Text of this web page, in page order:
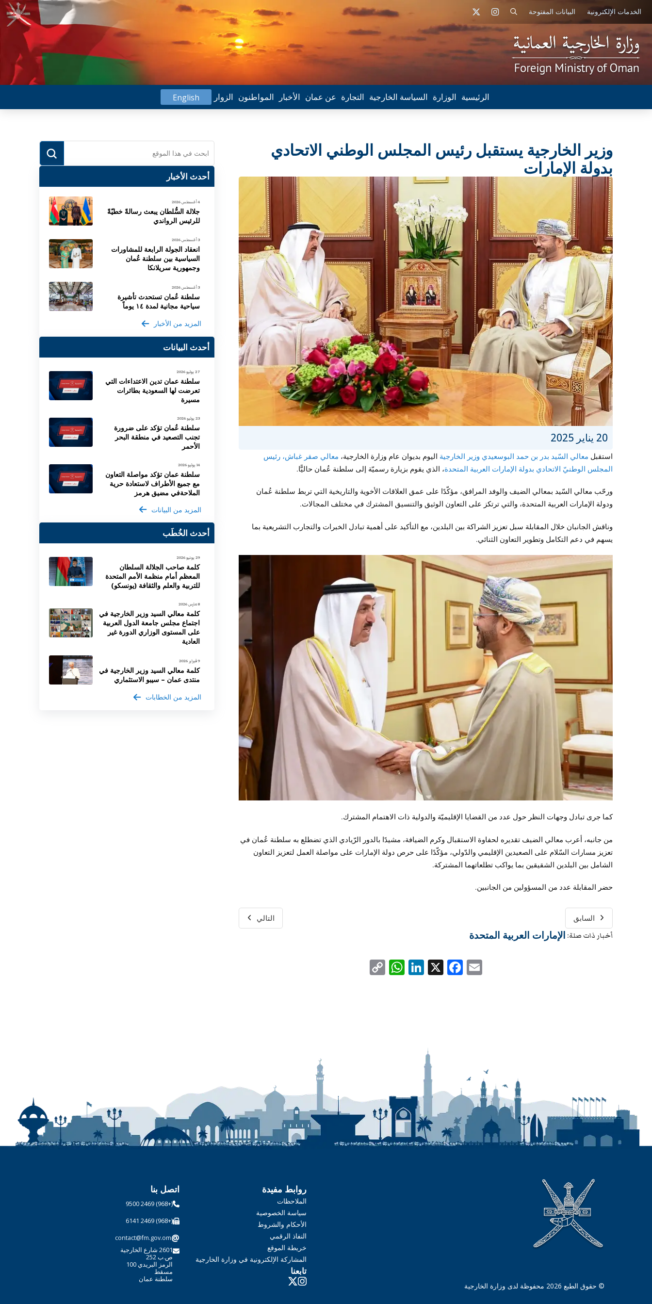
الخدمات الإلكترونية البيانات المفتوحة
English الزوار المواطنون الأخبار عن عمان التجارة السياسة الخارجية الوزارة الرئيسية
وزير الخارجية يستقبل رئيس المجلس الوطني الاتحادي
بدولة الإمارات
20 يناير 2025
استقبل معالي السّيد بدر بن حمد البوسعيدي وزير الخارجية اليوم بديوان عام وزارة الخارجية، معالي صقر غباش، رئيس
المجلس الوطنيّ الاتحادي بدولة الإمارات العربية المتحدة، الذي يقوم بزيارة رسميّة إلى سلطنة عُمان حاليًّا.
ورحّب معالي السّيد بمعالي الضيف والوفد المرافق، مؤكّدًا على عمق العلاقات الأخوية والتاريخية التي تربط سلطنة عُمان
ودولة الإمارات العربية المتحدة، والتي ترتكز على التعاون الوثيق والتنسيق المشترك في مختلف المجالات.
وناقش الجانبان خلال المقابلة سبل تعزيز الشراكة بين البلدين، مع التأكيد على أهمية تبادل الخبرات والتجارب التشريعية بما
يسهم في دعم التكامل وتطوير التعاون الثنائي.
كما جرى تبادل وجهات النظر حول عدد من القضايا الإقليميّة والدولية ذات الاهتمام المشترك.
من جانبه، أعرب معالي الضيف تقديره لحفاوة الاستقبال وكرم الضيافة، مشيدًا بالدور الرّيادي الذي تضطلع به سلطنة عُمان في
تعزيز مسارات السّلام على الصعيدين الإقليمي والدّولي، مؤكّدًا على حرص دولة الإمارات على مواصلة العمل لتعزيز التعاون
الشامل بين البلدين الشقيقين بما يواكب تطلعاتهما المشتركة.
حضر المقابلة عدد من المسؤولين من الجانبين.
السابق التالي
أخبار ذات صلة: الإمارات العربية المتحدة
Email
Facebook
X
LinkedIn
WhatsApp
Search
Submit
أحدث الأخبار
4 أغسطس 2026
جلالة السُّلطان يبعث رسالةً خطيّةً
للرئيس الرواندي
3 أغسطس 2026
انعقاد الجولة الرابعة للمشاورات
السياسية بين سلطنة عُمان
وجمهورية سريلانكا
3 أغسطس 2026
سلطنة عُمان تستحدث تأشيرة
سياحية مجانية لمدة ١٤ يوماً
المزيد من الأخبار
أحدث البيانات
27 يوليو 2026
سلطنة عمان تدين الاعتداءات التي
تعرضت لها السعودية بطائرات
مسيرة
23 يوليو 2026
سلطنة عُمان تؤكد على ضرورة
تجنب التصعيد في منطقة البحر
الأحمر
14 يوليو 2026
سلطنة عمان تؤكد مواصلة التعاون
مع جميع الأطراف لاستعادة حرية
الملاحةفي مضيق هرمز
المزيد من البيانات
أحدث الخُطَب
29 يونيو 2026
كلمة صاحب الجلالة السلطان
المعظم أمام منظمة الأمم المتحدة
للتربية والعلم والثقافة (يونسكو)
8 مارس 2026
كلمة معالي السيد وزير الخارجية في
اجتماع مجلس جامعة الدول العربية
على المستوى الوزاري الدورة غير
العادية
9 فبراير 2026
كلمة معالي السيد وزير الخارجية في
منتدى عمان – سيبو الاستثماري
المزيد من الخطابات
© حقوق الطبع 2026 محفوظة لدى وزارة الخارجية
روابط مفيدة
الملاحظات
سياسة الخصوصية
الأحكام والشروط
النفاذ الرقمي
خريطة الموقع
المشاركة الإلكترونية في وزارة الخارجية
تابعنا
اتصل بنا
(+968) 2469 9500
(+968) 2469 6141
@
contact@fm.gov.om
2601 شارع الخارجية
ص.ب 252
الرمز البريدي 100
مسقط
سلطنة عمان